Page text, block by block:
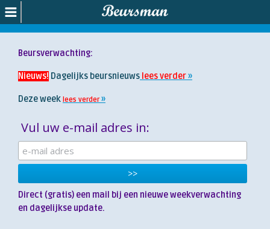
Beursverwachting:
Nieuws! Dagelijks beursnieuws lees verder
Deze week lees verder
Vul uw e-mail adres in:
Direct (gratis) een mail bij een nieuwe weekverwachting
en dagelijkse update.